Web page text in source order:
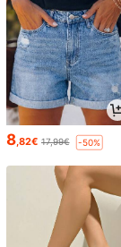
8,82€ 17,99€ -50%